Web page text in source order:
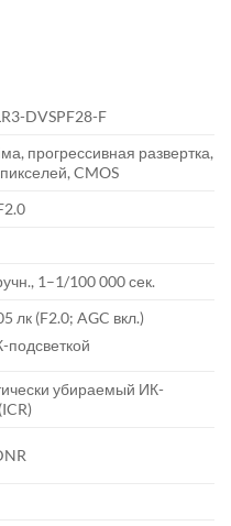
DVSPF28-F
прогрессивная развертка,
CMOS
1–1/100 000 сек.
лк (F2.0; AGC вкл.)
подсветкой
убираемый ИК-